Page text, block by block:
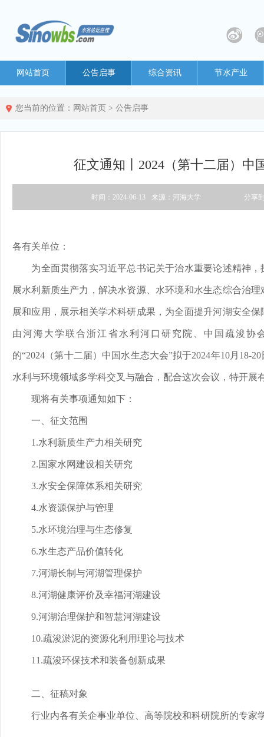
网站首页 公告启事 综合资讯 节水产业
您当前的位置： 网站首页 > 公告启事
征文通知丨2024（第十二届）中
时间：2024-06-13 来源：河海大学 分享
各有关单位：
为全面贯彻落实习近平总书记关于治水重要论述精神
展水利新质生产力，解决水资源、水环境和水生态综合治
展和应用，展示相关学术科研成果，为全面提升河湖安全
由河海大学联合浙江省水利河口研究院、中国疏浚协
的“2024（第十二届）中国水生态大会”拟于2024年10月18-
水利与环境领域多学科交叉与融合，配合这次会议，特开展
现将有关事项通知如下：
一、征文范围
1.水利新质生产力相关研究
2.国家水网建设相关研究
3.水安全保障体系相关研究
4.水资源保护与管理
5.水环境治理与生态修复
6.水生态产品价值转化
7.河湖长制与河湖管理保护
8.河湖健康评价及幸福河湖建设
9.河湖治理保护和智慧河湖建设
10.疏浚淤泥的资源化利用理论与技术
11.疏浚环保技术和装备创新成果
二、征稿对象
行业内各有关企事业单位、高等院校和科研院所的专家